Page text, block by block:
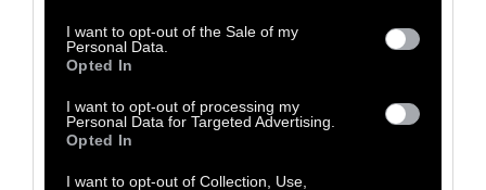
I want to opt-out of the Sale of my
Personal Data.
Opted In
I want to opt-out of processing my
Personal Data for Targeted Advertising.
Opted In
I want to opt-out of Collection, Use,
Απόσπασμα από το βιβλίο του Bill Hayes
«Ξάγρυπνη Πόλη: Η Νέα Υόρκη, ο Όλιβερ Σακς
και εγώ» εκδ.Ροπή. Ο Μπιλ Χέις (William
Brooke "Bill" Hayes, 1961) είναι αμερικανός
συγγραφέας και φωτογράφος. Έχει γράψει